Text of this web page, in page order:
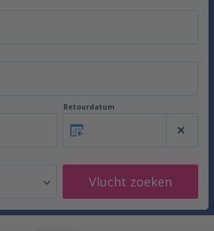
Retourdatum
Vlucht zoeken